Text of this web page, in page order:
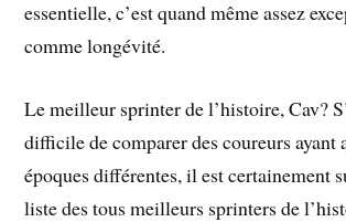
essentielle, c’est quand même assez
comme longévité.
Le meilleur sprinter de l’histoire, Cav?
difficile de comparer des coureurs ayant
époques différentes, il est certainement
liste des tous meilleurs sprinters de